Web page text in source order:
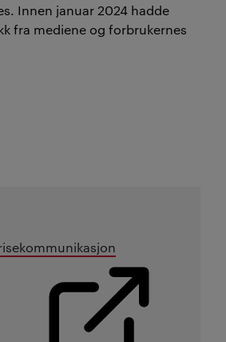
. Innen januar 2024 hadde
fra mediene og forbrukernes